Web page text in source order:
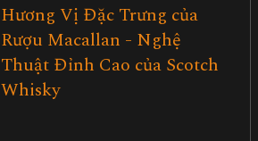
Hương Vị Đặc Trưng của
Rượu Macallan - Nghệ
Thuật Đỉnh Cao của Scotch
Whisky